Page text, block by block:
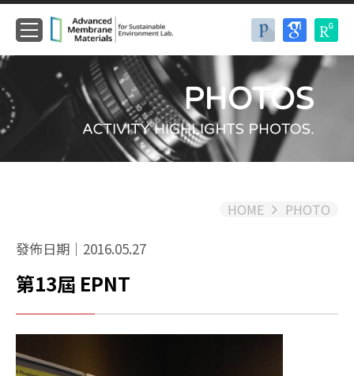
HOME PHOTO
發佈日期｜2016.05.27
第13屆 EPNT